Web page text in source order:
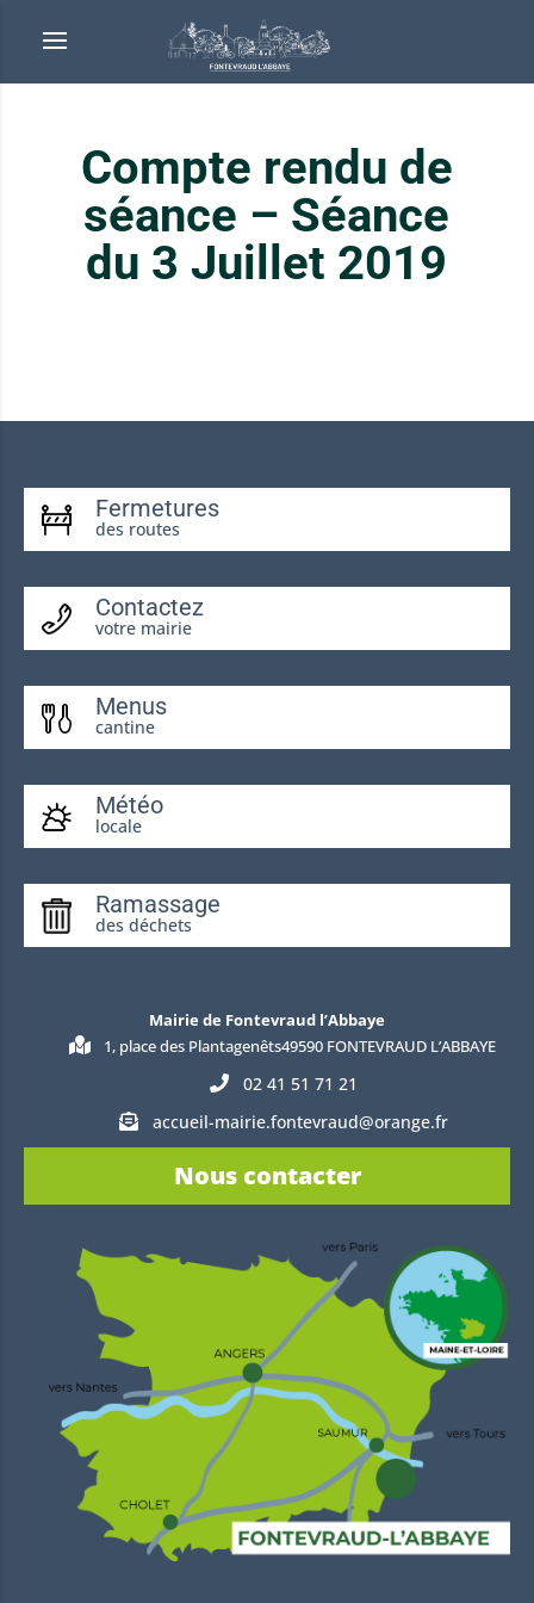
Compte rendu de
séance – Séance
du 3 Juillet 2019
Fermetures
des routes
Contactez
votre mairie
Menus
cantine
Météo
locale
Ramassage
des déchets
Mairie de Fontevraud l’Abbaye
1, place des Plantagenêts49590 FONTEVRAUD L’ABBAYE
02 41 51 71 21
accueil-mairie.fontevraud@orange.fr
Nous contacter